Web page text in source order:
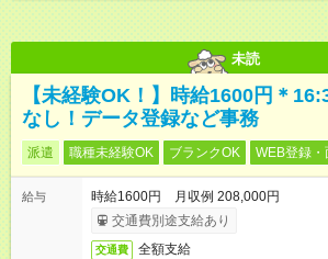
未読
【未経験OK！】時給1600円＊
なし！データ登録など事務
派遣 職種未経験OK ブランクOK WEB登録・
給与
時給1600円 月収例 208,000円
交通費別途支給あり
交通費 全額支給